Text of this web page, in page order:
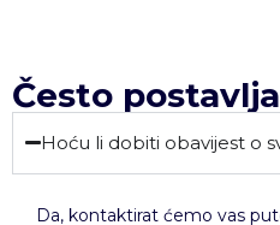
Često
Hoću li dobiti obavijest o
Da, kontaktirat ćemo vas